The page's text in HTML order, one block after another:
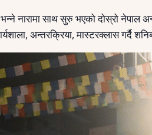
भन्ने नारामा साथ सुरु भएको दोस्रो
अन्तरक्रिया, मास्टरक्लास गर्दै